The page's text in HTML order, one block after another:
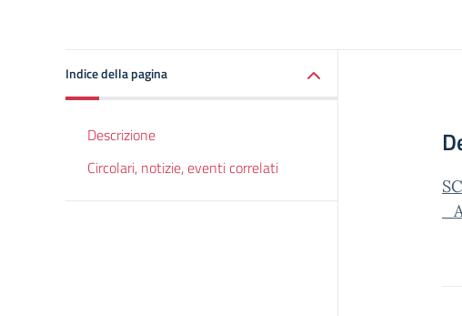
Indice della pagina
Descrizione
Circolari, notizie, eventi correlati